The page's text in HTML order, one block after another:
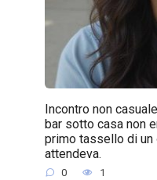
Incontro non
bar sotto casa non
primo tassello di un
attendeva.
0 1